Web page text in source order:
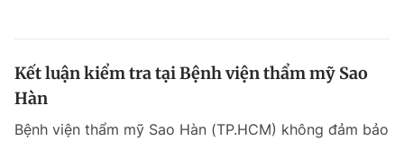
Kết luận kiểm tra tại Bệnh viện thẩm mỹ Sao
Hàn
Bệnh viện thẩm mỹ Sao Hàn (TP.HCM) không đảm bảo